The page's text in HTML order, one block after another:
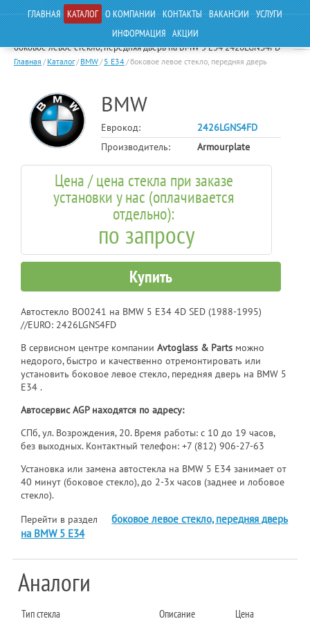
ГЛАВНАЯ КАТАЛОГ О КОМПАНИИ КОНТАКТЫ ВАКАНСИИ УСЛУГИ
ИНФОРМАЦИЯ АКЦИИ
боковое левое стекло, передняя дверь на BMW 5 E34 2426LGNS4FD
Главная / Каталог/ BMW/ 5 E34/боковое левое стекло, передняя дверь
BMW
Еврокод:
2426LGNS4FD
Производитель:
Armourplate
Цена / цена стекла при заказе
установки у нас (оплачивается
отдельно):
по запросу
Купить
Автостекло BO0241 на BMW 5 E34 4D SED (1988-1995)
//EURO: 2426LGNS4FD
В сервисном центре компанииAvtoglass & Parts можно
недорого, быстро и качественно отремонтировать или
установить боковое левое стекло, передняя дверь на BMW 5
E34 .
Автосервис AGP находятся по адресу:
СПб, ул. Возрождения, 20. Время работы: с 10 до 19 часов,
без выходных. Контактный телефон:+7 (812) 906-27-63
Установка или замена автостекла на BMW 5 E34 занимает от
40 минут (боковое стекло), до 2-3х часов (заднее и лобовое
стекло).
Перейти в раздел
боковое левое стекло, передняя дверь
на BMW 5 E34
Аналоги
Тип стекла Описание Цена